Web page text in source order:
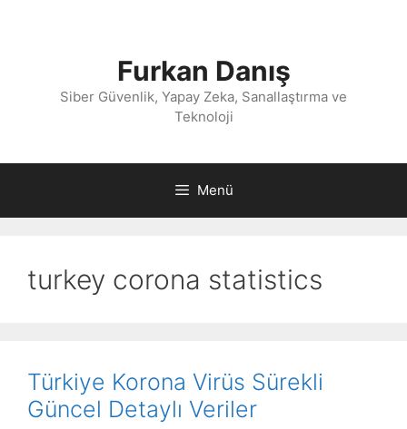
Furkan Danış
Siber Güvenlik, Yapay Zeka, Sanallaştırma ve
Teknoloji
Menü
turkey corona statistics
Türkiye Korona Virüs Sürekli
Güncel Detaylı Veriler